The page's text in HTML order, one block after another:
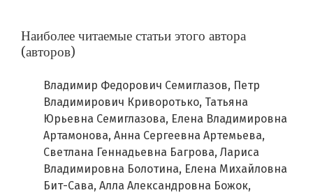
Наиболее читаемые статьи этого автора
(авторов)
Владимир Федорович Семиглазов, Петр
Владимирович Криворотько, Татьяна
Юрьевна Семиглазова, Елена Владимировна
Артамонова, Анна Сергеевна Артемьева,
Светлана Геннадьевна Багрова, Лариса
Владимировна Болотина, Елена Михайловна
Бит-Сава, Алла Александровна Божок,